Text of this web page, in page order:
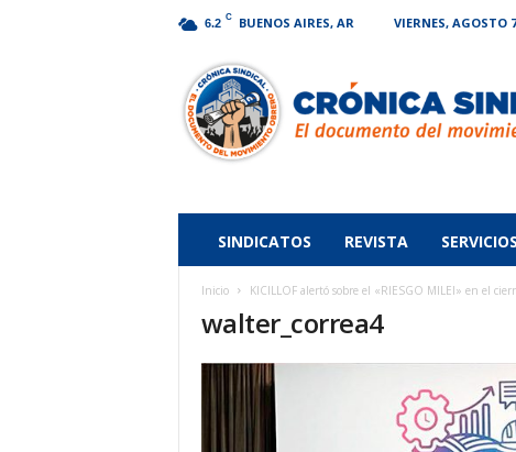
6.2 C BUENOS AIRES, AR VIERNES, AGOSTO
Sindical
SINDICATOS REVISTA SERVICIOS
Inicio KICILLOF alertó sobre el «RIESGO MILEI» en el
walter_correa4